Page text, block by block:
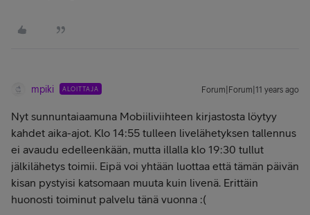
mpiki ALOITTAJA Forum|Forum|11 years ago
Nyt sunnuntaiaamuna Mobiiliviihteen kirjastosta löytyy
kahdet aika-ajot. Klo 14:55 tulleen livelähetyksen tallennus
ei avaudu edelleenkään, mutta illalla klo 19:30 tullut
jälkilähetys toimii. Eipä voi yhtään luottaa että tämän päivän
kisan pystyisi katsomaan muuta kuin livenä. Erittäin
huonosti toiminut palvelu tänä vuonna :(